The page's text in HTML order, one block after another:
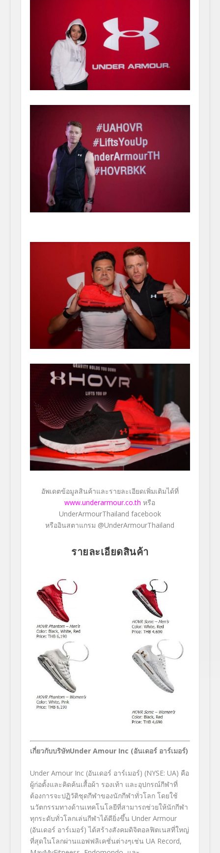
อัพเดตข้อมูลสินค้าและรายละเอียดเพิ่มเติมได้ที่
www.underarmour.co.th หรือ
UnderArmourThailand facebook
หรืออินสตาแกรม @UnderArmourThailand
รายละเอียดสินค้า
เกี่ยวกับบริษัทUnder Amour Inc (อันเดอร์ อาร์เมอร์)
Under Amour Inc (อันเดอร์ อาร์เมอร์) (NYSE: UA) คือ
ผู้ก่อตั้งและคิดค้นเสื้อผ้า รองเท้า และอุปกรณ์กีฬาที่
ต้องการจะปฏิวัติชุดกีฬาของนักกีฬาทั่วโลก โดยใช้
นวัตกรรมทางด้านเทคโนโลยีที่สามารถช่วยให้นักกีฬา
ทุกระดับทั่วโลกเล่นกีฬาได้ดียิ่งขึ้น Under Armour
(อันเดอร์ อาร์เมอร์) ได้สร้างสังคมดิจิตอลฟิตเนสที่ใหญ่
ที่สุดในโลกผ่านแอฟฟลิเคชั่นต่างๆเช่น UA Record,